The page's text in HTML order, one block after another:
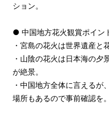
ション。
● 中国地方花火観賞ポイン
・宮島の花火は世界遺産と
・山陰の花火は日本海の夕
が絶景。
・中国地方全体に言えるが
場所もあるので事前確認を。